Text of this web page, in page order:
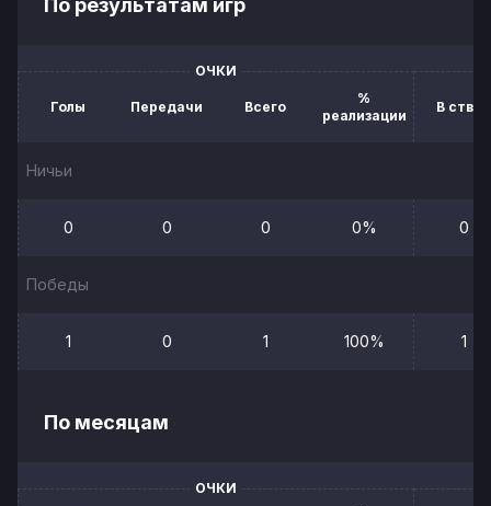
По результатам игр
ОЧКИ
Голы Передачи Всего
%
реализации
В створ
Ничьи
0 0 0 0% 0
Победы
1 0 1 100% 1
По месяцам
ОЧКИ